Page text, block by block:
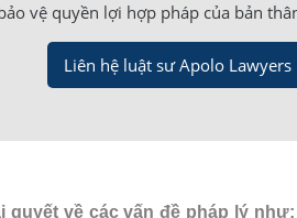
vệ quyền lợi hợp pháp của bản
Liên hệ luật sư Apolo Lawyers
về các vấn đề pháp lý